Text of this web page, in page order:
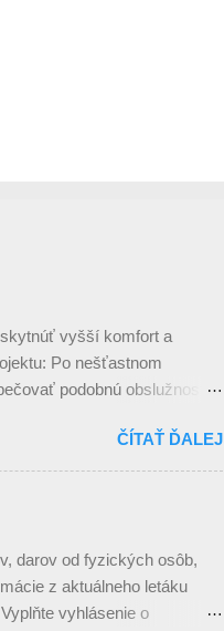
vyšší komfort a
Po nešťastnom
podobnú obslužnosť v
(pri múre Bystrej škôlky), a
venčenie domácich
malý mobilný domček na
technológiám ašpirujeme k
ČÍTAŤ ĎALEJ
darov od fyzických osôb,
z aktuálneho letáku
vyhlásenie o